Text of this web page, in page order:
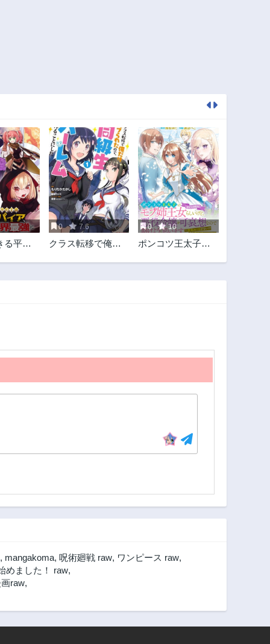
る平和
～俺が
0 7.6
クラス転移で俺だ
ム作ることにした
0 10
ポンコツ王太子の
可哀想なので助け
, mangakoma, 呪術廻戦 raw, ワンピース raw,
めました！ raw,
raw,